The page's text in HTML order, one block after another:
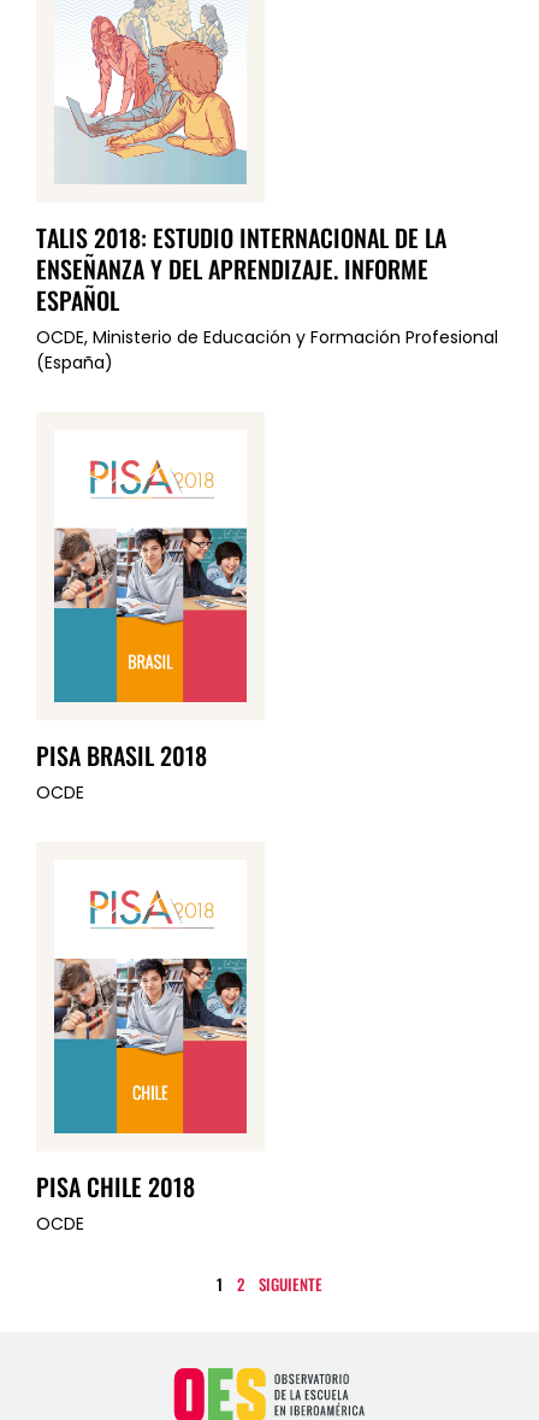
TALIS 2018: ESTUDIO INTERNACIONAL DE LA
ENSEÑANZA Y DEL APRENDIZAJE. INFORME
ESPAÑOL
OCDE, Ministerio de Educación y Formación Profesional
(España)
PISA BRASIL 2018
OCDE
PISA CHILE 2018
OCDE
1 2 SIGUIENTE